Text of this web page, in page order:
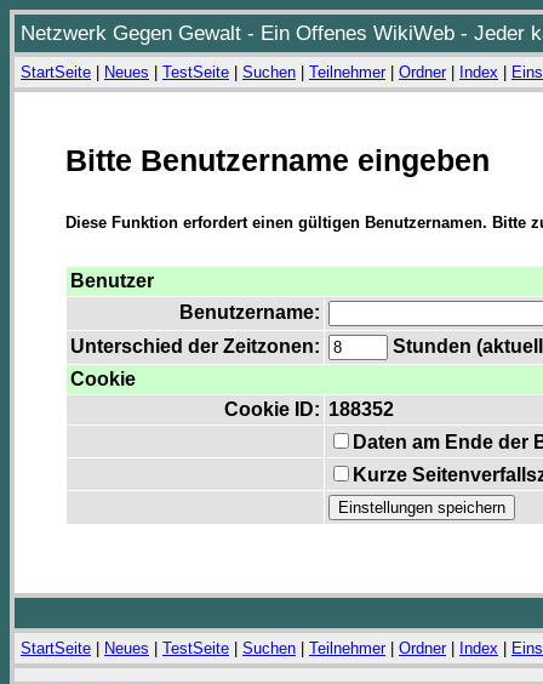
Netzwerk Gegen Gewalt - Ein Offenes WikiWeb - Jeder
StartSeite Neues TestSeite Suchen Teilnehmer| Ordner| Index
Bitte Benutzername eingeben
Diese Funktion erfordert einen gültigen Benutzernamen. Bitte
Benutzer
Benutzername:
Unterschied der Zeitzonen:
Stunden
Cookie
Cookie ID: 188352
Daten am Ende der
Kurze
StartSeite Neues TestSeite Suchen Teilnehmer| Ordner| Index